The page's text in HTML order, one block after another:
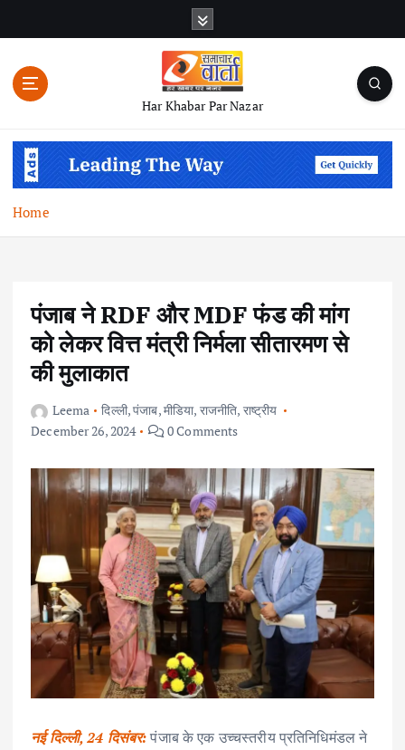
n
Har Khabar Par Nazar
Home
पंजाब ने RDF और MDF फंड की मांग
को लेकर वित्त मंत्री निर्मला सीतारमण से
की मुलाकात
Leema दिल्ली,पंजाब,मीडिया, राजनीति, राष्ट्रीय
December 26, 2024
0 Comments
नई दिल्ली, 24 दिसंबर:पंजाब के एक उच्चस्तरीय प्रतिनिधिमंडल ने